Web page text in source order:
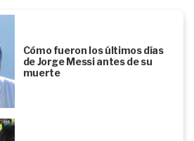
Cómo fueron los últimos días
de Jorge Messi antes de su
muerte